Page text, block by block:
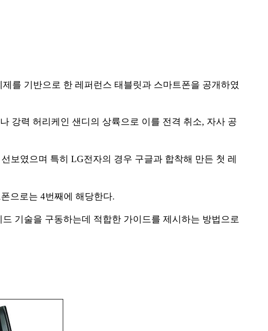
를 기반으로 한 레퍼런스 태블릿과 스마트폰을 공개하였
강력 허리케인 샌디의 상륙으로 이를 전격 취소, 자사 공
보였으며 특히 LG전자의 경우 구글과 합착해 만든 첫 레
으로는 4번째에 해당한다.
기술을 구동하는데 적합한 가이드를 제시하는 방법으로